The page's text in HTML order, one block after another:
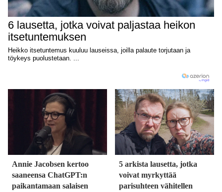
Annie Jacobsen kertoo
saaneensa ChatGPT:n
paikantamaan salaisen
5 arkista lausetta, jotka
voivat myrkyttää
parisuhteen vähitellen